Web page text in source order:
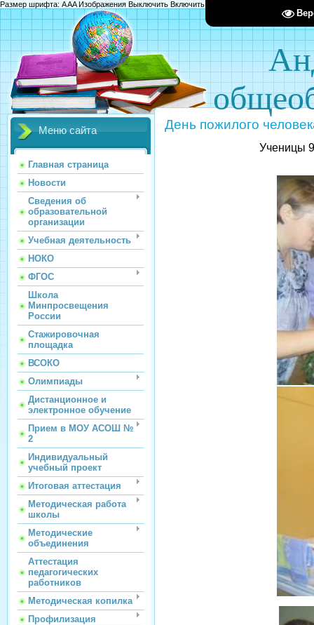
Размер шрифта: AAAИзображения Выключить Включить
Меню сайта
Главная страница
Новости
Сведения об
образовательной
организации
Учебная деятельность
НОКО
ФГОС
Школа
Минпросвещения
России
Стажировочная
площадка
ВСОКО
Олимпиады
Дистанционное и
электронное обучение
Прием в МОУ АСОШ №
2
Индивидуальный
учебный проект
Итоговая аттестация
Методическая работа
школы
Методические
объединения
Аттестация
педагогических
работников
Методическая копилка
Профилизация
День пожилого
Ученицы